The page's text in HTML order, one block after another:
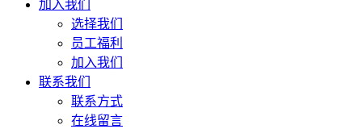
加入我们
选择我们
员工福利
加入我们
联系我们
联系方式
在线留言